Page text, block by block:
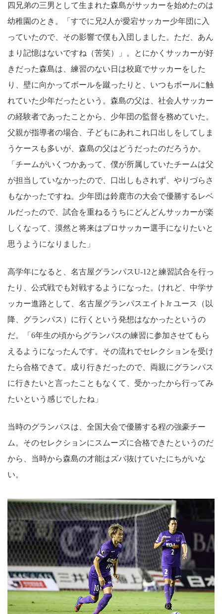
四兄弟の三男として生まれた森島がサッカーを始めたのは
幼稚園のとき。「すでに兄2人が愛宕サッカー少年団に入
っていたので、その影響で僕も入団しました。ただ、あん
まり記憶はないですね（苦笑）」。とにかくサッカーが好
きだった森島は、練習のない日は校庭でサッカーをした
り、壁に向かってボールを蹴ったりと、いつもボールに触
れていた少年だったという。森島の父は、社会人サッカー
の経験者であったことから、少年団の監督を務めていた。
父親が指導者の場合、子どもにあれこれ口出しをしてしま
うケースも多いが、森島の父はどうだったのだろうか。
「チームがいくつかあって、僕が所属していたチームは父
が担当していなかったので、口出しもされず、やりづらさ
もなかったですね。少年団は鈴鹿市の大会で優勝するレベ
ルだったので、試合を重ねるうちにどんどんサッカーが楽
しくなって、漠然と将来はプロサッカー選手になりたいと
思うようになりました」
高学年になると、名古屋グランパスU-12と練習試合を行っ
たり、公式戦でも対戦するようになった。けれど、中学サ
ッカー進路として、名古屋グランパスエイトJr ユース（以
降、グランパス）に行くという発想はなかったというの
だ。「6年生の頃からグランパスの練習に参加させてもら
えるようになったんです。その流れでセレクションを受け
たら合格できて。成り行きだったので、両親にグランパス
に行きたいと言ったこともなくて、受かったから行ってみ
たいという感じでしたね」
当時のグランパスは、全国大会で優勝する程の強豪チー
ム。そのセレクションにスムーズに合格できたというのだ
から、当時から森島の才能はズバ抜けていたにちがいな
い。